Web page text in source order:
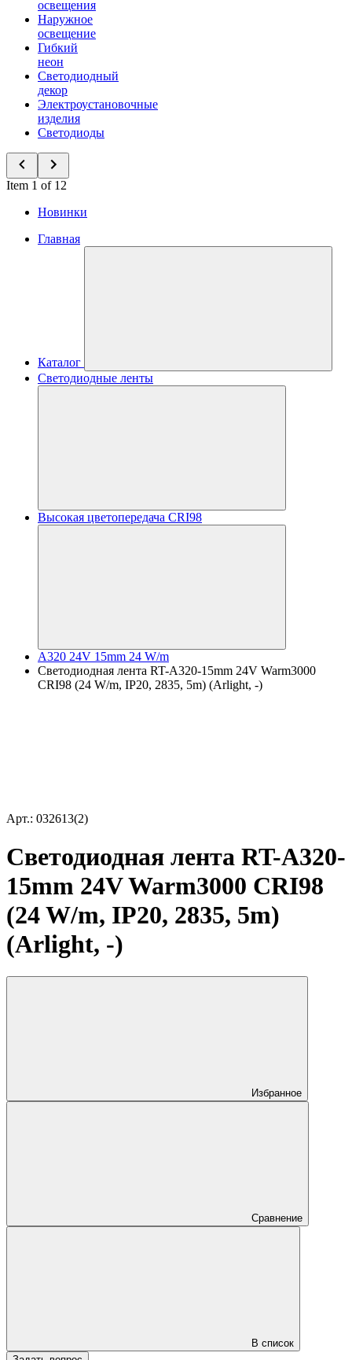
освещения
Наружное
освещение
Гибкий
неон
Светодиодный
декор
Электроустановочные
изделия
Светодиоды
Item 1 of 12
Новинки
Главная
Каталог
Светодиодные ленты
Высокая цветопередача CRI98
A320 24V 15mm 24 W/m
Светодиодная лента RT-A320-15mm 24V Warm3000
CRI98 (24 W/m, IP20, 2835, 5m) (Arlight, -)
Арт.: 032613(2)
Светодиодная лента RT-A320-
15mm 24V Warm3000 CRI98
(24 W/m, IP20, 2835, 5m)
(Arlight, -)
Избранное
Сравнение
В список